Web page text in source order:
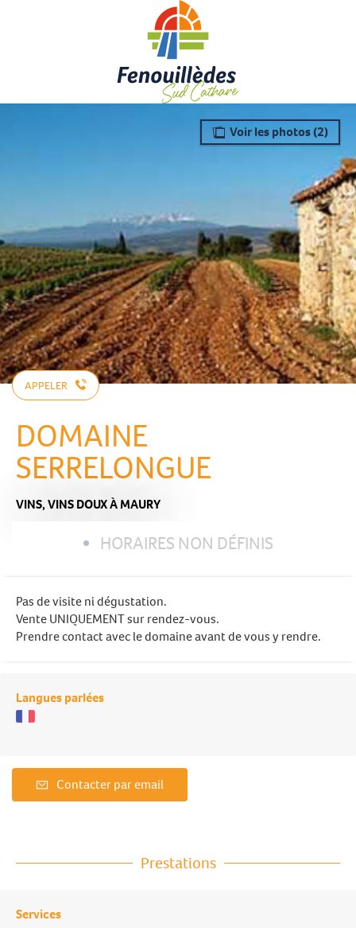
Voir les photos (2)
APPELER
DOMAINE
SERRELONGUE
VINS,VINS DOUXÀ MAURY
HORAIRES NON DÉFINIS
Pas de visite ni dégustation.
Vente UNIQUEMENT sur rendez-vous.
Prendre contact avec le domaine avant de vous y rendre.
Langues parlées
Contacter par email
Prestations
Services